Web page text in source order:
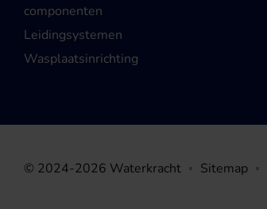
componenten
Leidingsystemen
Wasplaatsinrichting
© 2024-2026 Waterkracht Sitemap